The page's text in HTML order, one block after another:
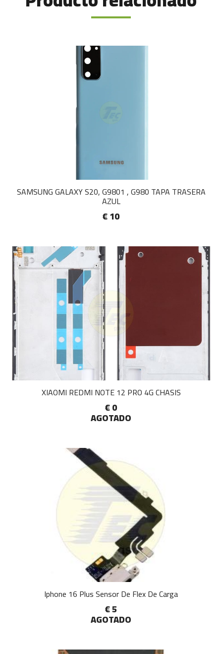
SAMSUNG GALAXY S20, G9801 , G980 TAPA TRASERA
AZUL
€ 10
XIAOMI REDMI NOTE 12 PRO 4G CHASIS
€ 0
AGOTADO
Iphone 16 Plus Sensor De Flex De Carga
€ 5
AGOTADO